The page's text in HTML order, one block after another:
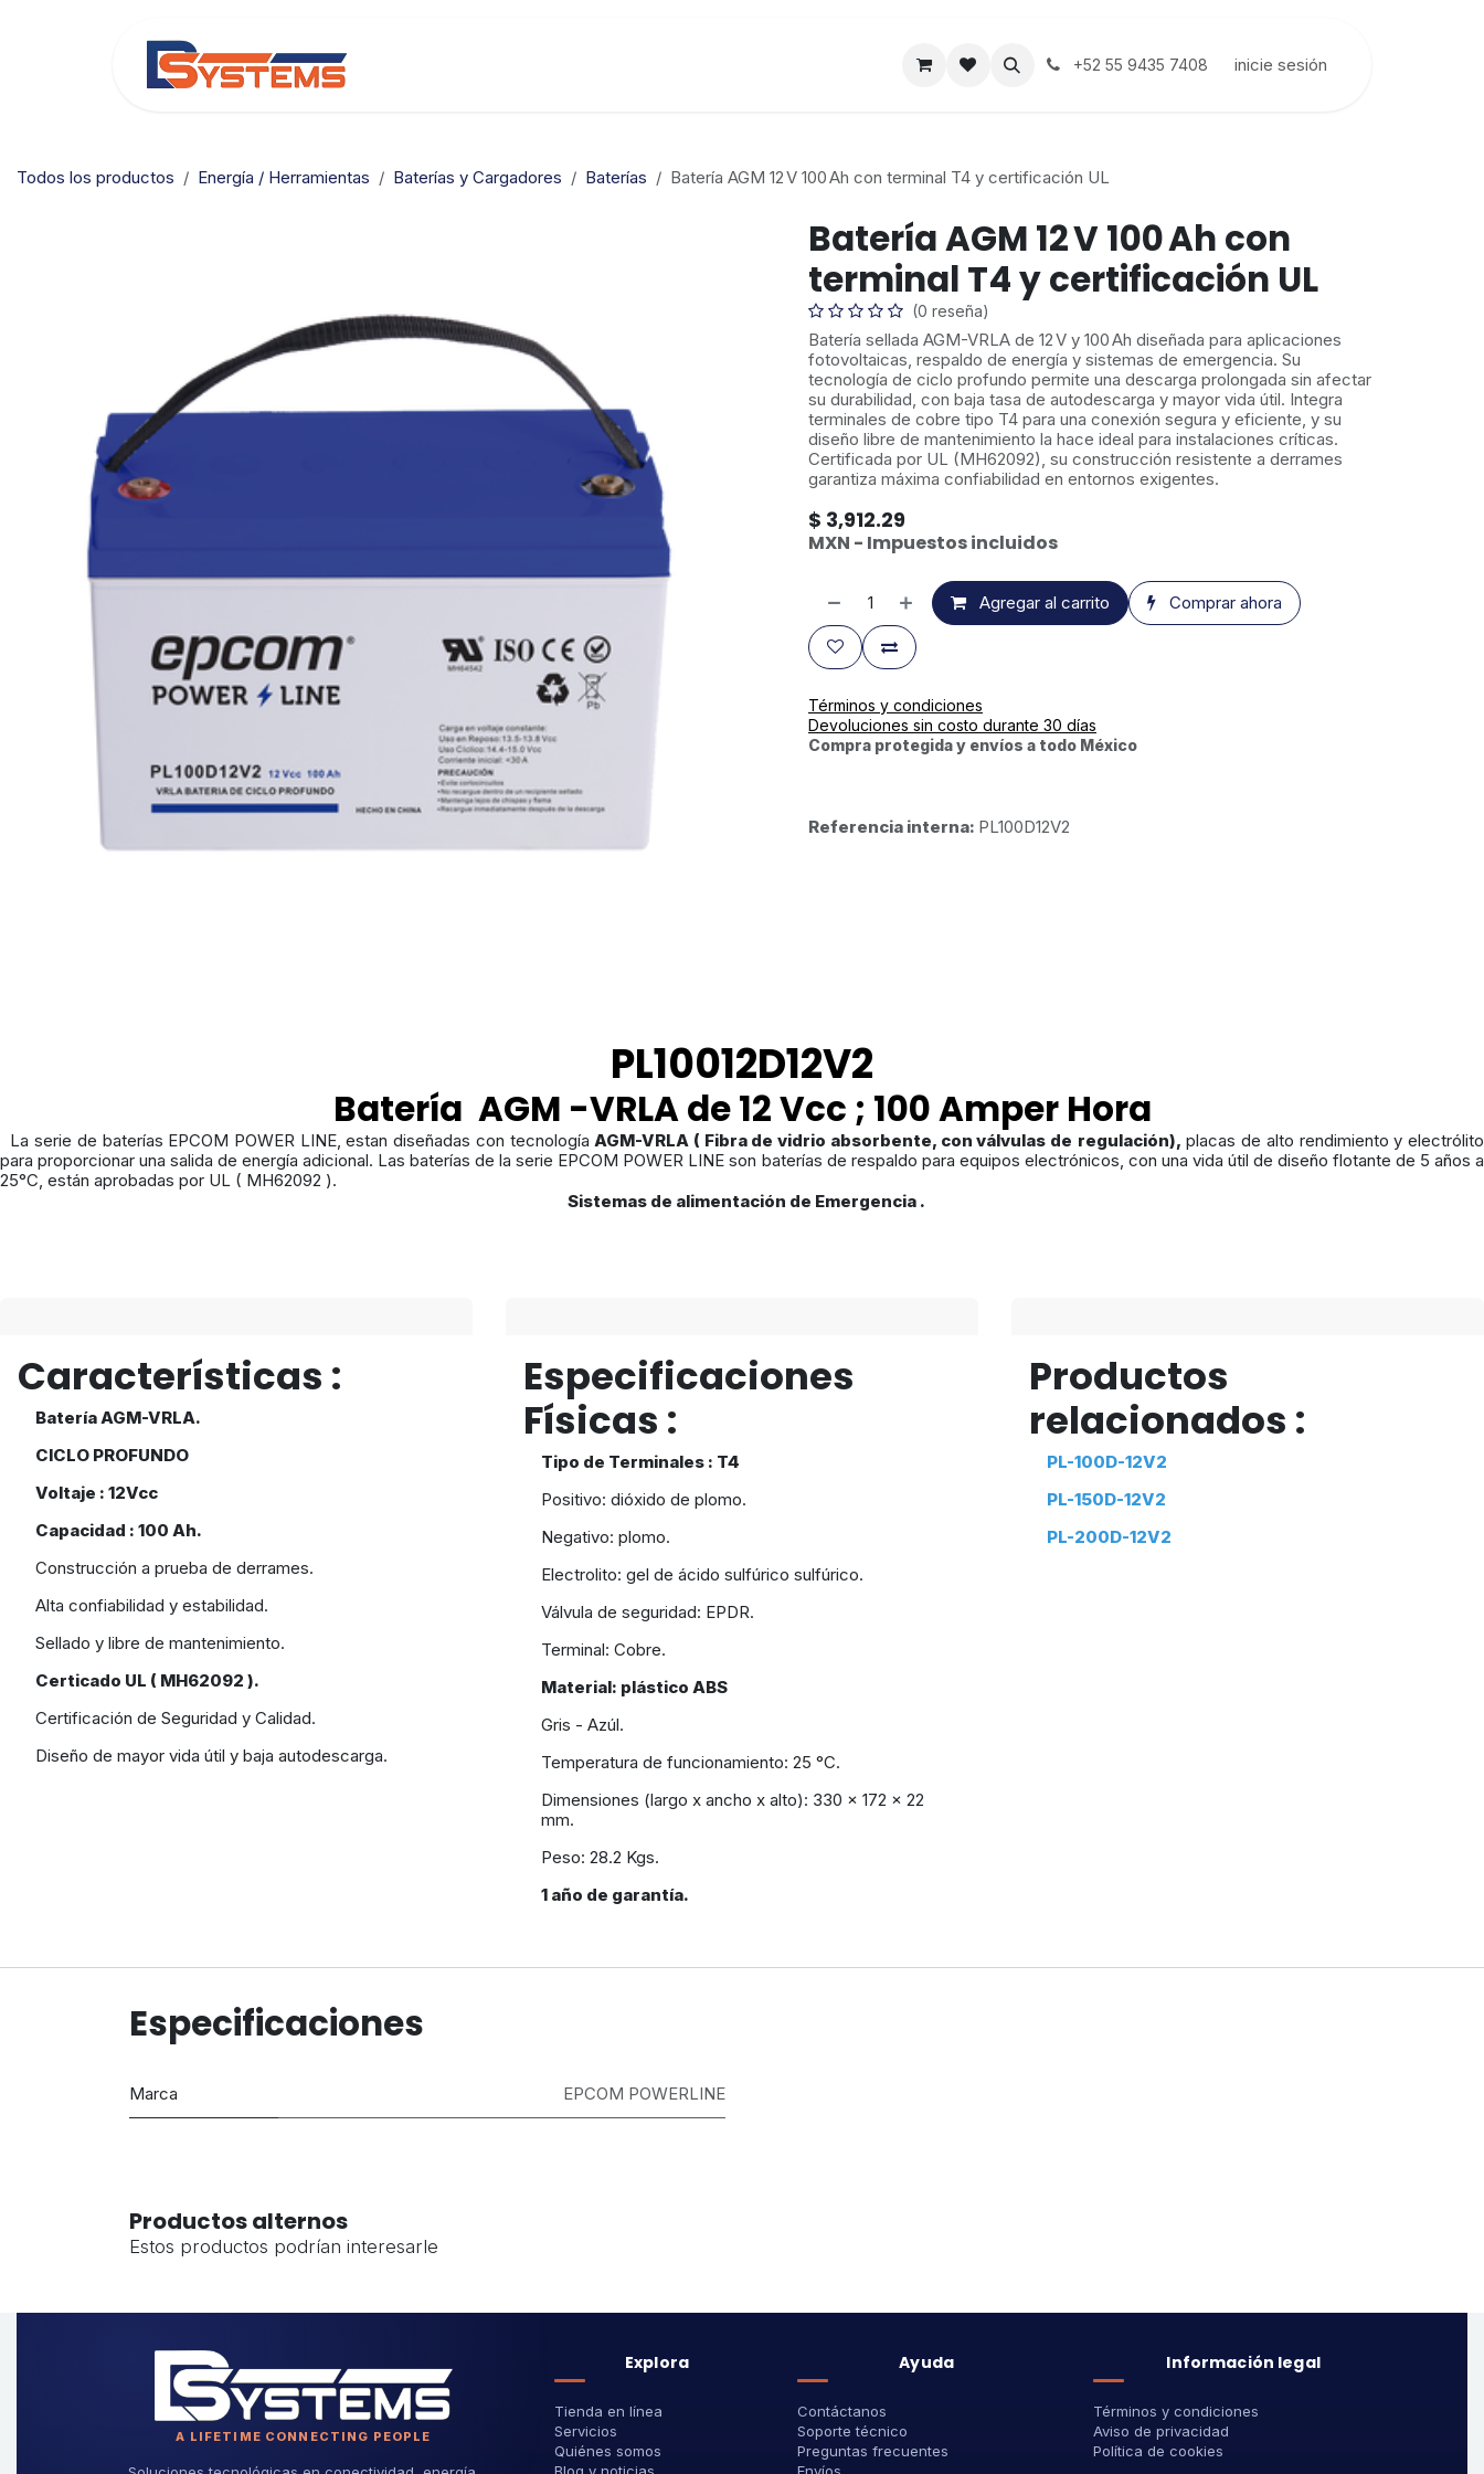
+52 55 9435 7408 inicie sesión
Todos los productos Energía / Herramientas Baterías y Cargadores Baterías Batería AGM 12 V 100 Ah con terminal T4 y certificación UL
Batería AGM 12 V 100 Ah con
terminal T4 y certificación UL
(0 reseña)
Batería sellada AGM-VRLA de 12 V y 100 Ah diseñada para aplicaciones
fotovoltaicas, respaldo de energía y sistemas de emergencia. Su
tecnología de ciclo profundo permite una descarga prolongada sin afectar
su durabilidad, con baja tasa de autodescarga y mayor vida útil. Integra
terminales de cobre tipo T4 para una conexión segura y eficiente, y su
diseño libre de mantenimiento la hace ideal para instalaciones críticas.
Certificada por UL (MH62092), su construcción resistente a derrames
garantiza máxima confiabilidad en entornos exigentes.
$ 3,912.29
MXN - Impuestos incluidos
Agregar al carrito Comprar ahora
Términos y condiciones
Devoluciones sin costo durante 30 días
Compra protegida y envíos a todo México
Referencia interna: PL100D12V2
PL10012D12V2
Batería AGM -VRLA de 12 Vcc ; 100 Amper Hora
La serie de baterías EPCOM POWER LINE, estan diseñadas con tecnologíaAGM-VRLA ( Fibra de vidrio absorbente, con válvulas de regulación), placas de alto rendimiento y electrólito
para proporcionar una salida de energía adicional. Las baterías de la serie EPCOM POWER LINE son baterías de respaldo para equipos electrónicos, con una vida útil de diseño flotante de 5 años a
25°C, están aprobadas por UL ( MH62092 ).
Sistemas de alimentación de Emergencia .
Características :
Batería AGM-VRLA.
CICLO PROFUNDO
Voltaje : 12Vcc
Capacidad : 100 Ah.
Construcción a prueba de derrames.
Alta confiabilidad y estabilidad.
Sellado y libre de mantenimiento.
Certicado UL ( MH62092 ).
Certificación de Seguridad y Calidad.
Diseño de mayor vida útil y baja autodescarga.
Especificaciones
Físicas :
Tipo de Terminales : T4
Positivo: dióxido de plomo.
Negativo: plomo.
Electrolito: gel de ácido sulfúrico sulfúrico.
Válvula de seguridad: EPDR.
Terminal: Cobre.
Material: plástico ABS
Gris - Azúl.
Temperatura de funcionamiento: 25 °C.
Dimensiones (largo x ancho x alto): 330 x 172 x 22
mm.
Peso: 28.2 Kgs.
1 año de garantía.
Productos
relacionados :
PL-100D-12V2
PL-150D-12V2
PL-200D-12V2
Especificaciones
Marca EPCOM POWERLINE
Productos alternos
Estos productos podrían interesarle
A LIFETIME CONNECTING PEOPLE
Explora
Tienda en línea
Servicios
Quiénes somos
Blog y noticias
Ayuda
Contáctanos
Soporte técnico
Preguntas frecuentes
Envíos
Información legal
Términos y condiciones
Aviso de privacidad
Política de cookies